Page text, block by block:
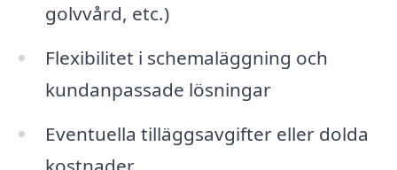
golvvård, etc.)
Flexibilitet i schemaläggning och
kundanpassade lösningar
Eventuella tilläggsavgifter eller dolda